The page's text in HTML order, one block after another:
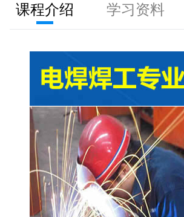
课程介绍 学习资料